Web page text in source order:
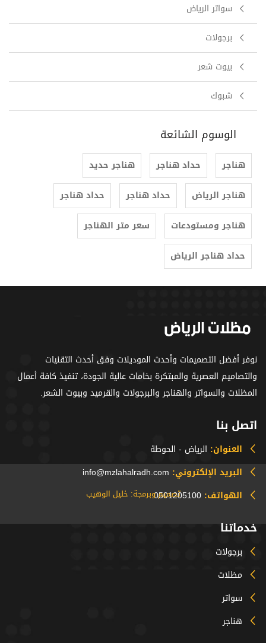
سواتر الرياض
برجولات
بيوت شعر
شبوك
الوسوم الشائعة
هناجر حداد هناجر
هناجر حديد
هناجر الرياض
حداد هناجر
حداد هناجر
هناجر ومستودعات
سعر متر الهناجر
حداد هناجر الرياض
نوفر أفضل التصميمات وأحدث الموديلات وفق أحدث التقنيات
والتصاميم العصرية والمبتكرة بخامات عالية الجودة، تنفيذ كافة أعمال
المظلات والسواتر والهناجر والبرجولات والقرميد وبيوت الشعر.
اتصل بنا
العنوان: الرياض - الحوطة
البريد الإلكتروني: info@mzlahalradh.com
الهواتف: 0501205100
خدماتنا
برجولات
مظلات
سواتر
هناجر
تصميم وبرمجة: خليل الوهيب